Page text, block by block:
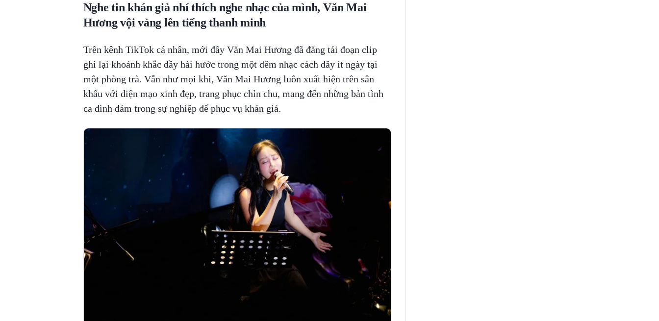
Nghe tin khán giả nhí thích nghe nhạc của mình, Văn Mai
Hương vội vàng lên tiếng thanh minh
Trên kênh TikTok cá nhân, mới đây Văn Mai Hương đã đăng tải đoạn clip
ghi lại khoảnh khắc đầy hài hước trong một đêm nhạc cách đây ít ngày tại
một phòng trà. Vẫn như mọi khi, Văn Mai Hương luôn xuất hiện trên sân
khấu với diện mạo xinh đẹp, trang phục chỉn chu, mang đến những bản tình
ca đình đám trong sự nghiệp để phục vụ khán giả.